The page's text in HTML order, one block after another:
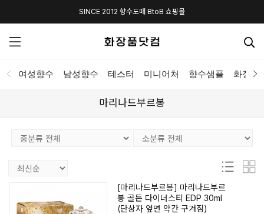
SINCE 2012 향수도매 BtoB 쇼핑몰
여성향수 남성향수 테스터 미니어처 향수샘플 화장품
마리나드부르봉
[마리나드부르봉] 마리나드부르
봉 골든 다이너스티 EDP 30ml
(단상자 옆면 약간 구겨짐)